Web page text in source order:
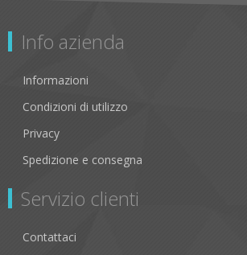
Info azienda
Informazioni
Condizioni di utilizzo
Privacy
Spedizione e consegna
Servizio clienti
Contattaci